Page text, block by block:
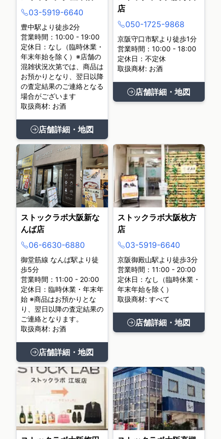
03-5919-6640
豊中駅より徒歩2分
営業時間：10:00 - 19:00
定休日：なし（臨時休業・
年末年始を除く）※店舗の
混雑状況次第では、商品は
お預かりとなり、翌日以降
の査定結果のご連絡となる
場合がございます
取扱商材: お酒
店舗詳細・地図
店
050-1725-9868
京阪守口市駅より徒歩1分
営業時間：10:00 - 18:00
定休日：不定休
取扱商材: お酒
店舗詳細・地図
ストックラボ大阪新な
んば店
06-6630-6880
御堂筋線 なんば駅より徒
歩5分
営業時間：11:00 - 20:00
定休日：臨時休業・年末年
始 ※商品はお預かりとな
り、翌日以降の査定結果の
ご連絡となります。
取扱商材: お酒
店舗詳細・地図
ストックラボ大阪枚方
店
03-5919-6640
京阪御殿山駅より徒歩3分
営業時間：11:00 - 20:00
定休日：なし（臨時休業・
年末年始を除く）
取扱商材: すべて
店舗詳細・地図